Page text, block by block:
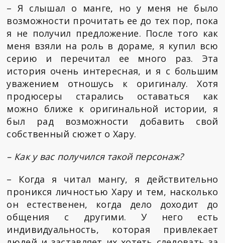
– Я слышал о манге, но у меня не было
возможности прочитать ее до тех пор, пока
я не получил предложение. После того как
меня взяли на роль в дораме, я купил всю
серию и перечитал ее много раз. Эта
история очень интересная, и я с большим
уважением отношусь к оригиналу. Хотя
продюсеры старались оставаться как
можно ближе к оригинальной истории, я
был рад возможности добавить свой
собственный сюжет о Хару.
– Как у вас получился такой персонаж?
– Когда я читал мангу, я действительно
проникся личностью Хару и тем, насколько
он естественен, когда дело доходит до
общения с другими. У него есть
индивидуальность, которая привлекает